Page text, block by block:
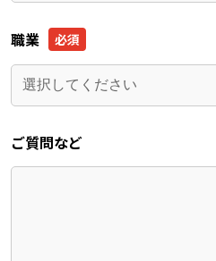
職業
ご質問など